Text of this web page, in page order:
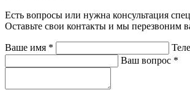
Есть вопросы или нужна консультация
Оставьте свои контакты и мы перезвоним
Ваше имя *
Ваш вопрос *